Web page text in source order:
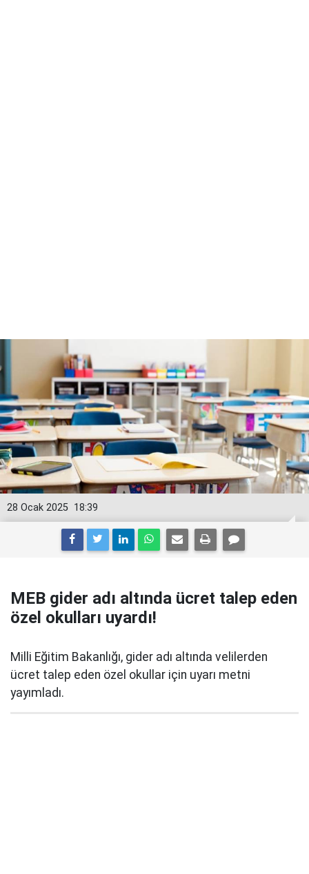
18:39
28 Ocak 2025
MEB gider adı altında ücret talep eden
özel okulları uyardı!
Milli Eğitim Bakanlığı, gider adı altında velilerden
ücret talep eden özel okullar için uyarı metni
yayımladı.